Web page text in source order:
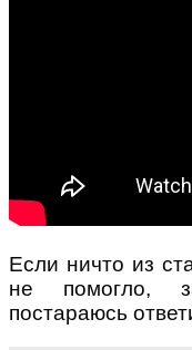
Если ничто из
не помогло,
постараюсь